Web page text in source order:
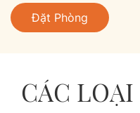
Đặt Phòng
CÁC